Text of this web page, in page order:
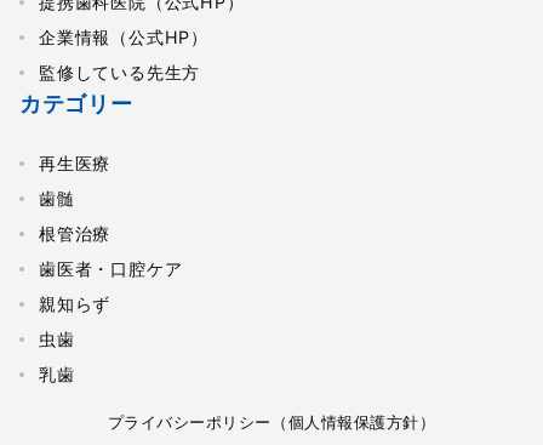
企業情報（公式HP）
監修している先生方
カテゴリー
再生医療
歯髄
根管治療
歯医者・口腔ケア
親知らず
虫歯
乳歯
プライバシーポリシー（個人情報保護方針）